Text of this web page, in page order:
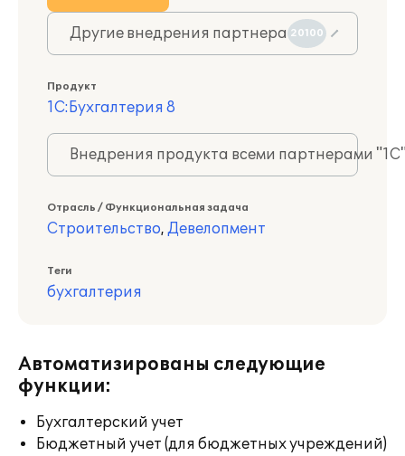
Другие внедрения партнера 20100
Продукт
1С:Бухгалтерия 8
Внедрения продукта всеми партнерами
Отрасль / Функциональная задача
Строительство, Девелопмент
Теги
бухгалтерия
Автоматизированы следующие
функции:
Бухгалтерский учет
Бюджетный учет (для бюджетных учреждений)